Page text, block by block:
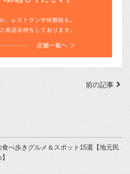
前の記事
食べ歩きグルメ＆スポット15選【地元民